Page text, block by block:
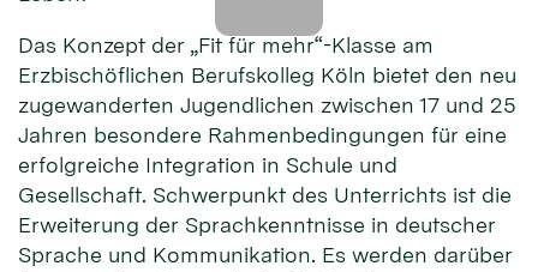
Das Konzept der „Fit für mehr“-Klasse am
Erzbischöflichen Berufskolleg Köln bietet den neu
zugewanderten Jugendlichen zwischen 17 und 25
Jahren besondere Rahmenbedingungen für eine
erfolgreiche Integration in Schule und
Gesellschaft. Schwerpunkt des Unterrichts ist die
Erweiterung der Sprachkenntnisse in deutscher
Sprache und Kommunikation. Es werden darüber